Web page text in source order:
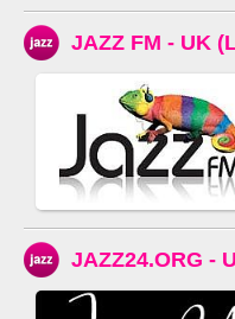
JAZZ FM - UK
JAZZ24.ORG -